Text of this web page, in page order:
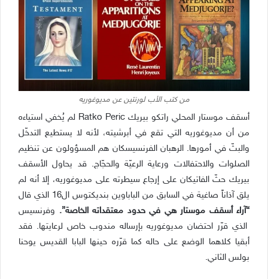
من كتب الأب لورنتين عن مديوغوريه
أسقف موستار المحلي راتكو بيريك Ratko Peric لم يُخفي استياءه
من أن مديوغوريه التي تقع في أبرشيته، لأنه لا يستطيع التدخّل
والبثّ في أمورها. الرهبان الفرنسيسكان هم المسؤولون عن تنظيم
الصلوات والاحتفالات ورعاية الرعيّة والحجّاج. قد يحاول الأسقف
بيريك حثّ الفاتيكان على إرجاع سيطرته على مديوغوريه، إلا أنه لم
يلق آذاناً صاغية في السابق من الباباوين بنديكتوس ال16 الذي قال
“آراء أسقف موستار هي في حدود معتقداته الخاصة”. وفرنسيس
الذي قرّر احتضان مديوغوريه بإرساله مندوب خاص لرعايتها. فقد
أبقيا كلاهما الوضع على حاله كما قرّره حينها البابا القديس يوحنا
بولس الثاني.